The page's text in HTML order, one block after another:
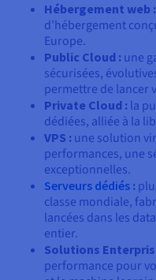
Hébergement web :
d’hébergement
Europe.
Public Cloud : une
sécurisées,
permettre de lancer
Private Cloud : la
dédiées, alliée à la
VPS : une solution
performances, une
exceptionnelles.
Serveurs dédiés :
classe mondiale,
lancées dans les
entier.
Solutions
performance pour